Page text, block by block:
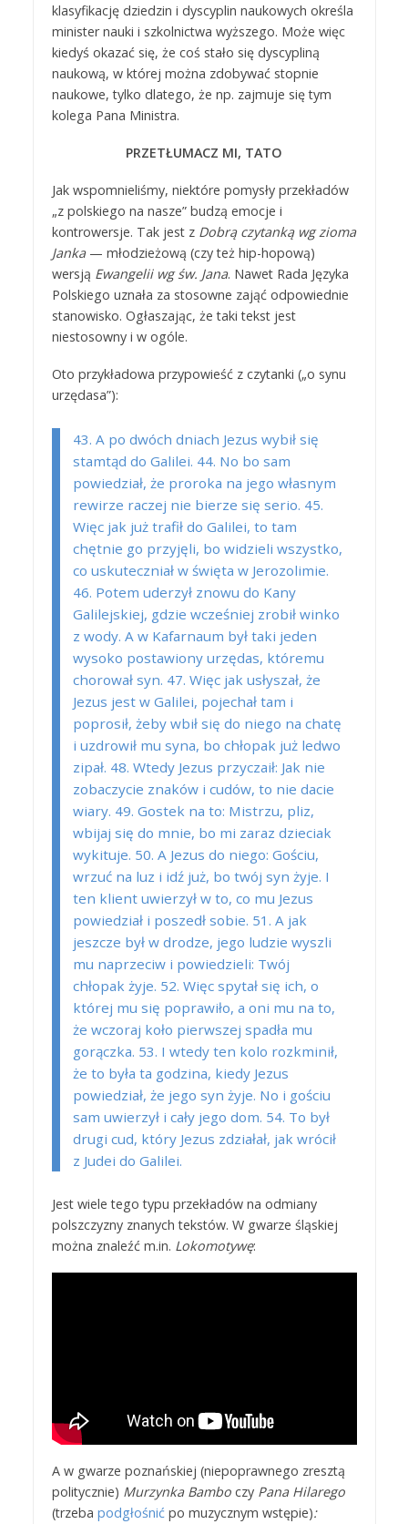
klasyfikację dziedzin i dyscyplin naukowych określa
minister nauki i szkolnictwa wyższego. Może więc
kiedyś okazać się, że coś stało się dyscypliną
naukową, w której można zdobywać stopnie
naukowe, tylko dlatego, że np. zajmuje się tym
kolega Pana Ministra.
PRZETŁUMACZ MI, TATO
Jak wspomnieliśmy, niektóre pomysły przekładów
„z polskiego na nasze” budzą emocje i
kontrowersje. Tak jest z Dobrą czytanką wg zioma
Janka— młodzieżową (czy też hip-hopową)
wersją Ewangelii wg św. Jana. Nawet Rada Języka
Polskiego uznała za stosowne zająć odpowiednie
stanowisko. Ogłaszając, że taki tekst jest
niestosowny i w ogóle.
Oto przykładowa przypowieść z czytanki („o synu
urzędasa”):
43. A po dwóch dniach Jezus wybił się
stamtąd do Galilei. 44. No bo sam
powiedział, że proroka na jego własnym
rewirze raczej nie bierze się serio. 45.
Więc jak już trafił do Galilei, to tam
chętnie go przyjęli, bo widzieli wszystko,
co uskuteczniał w święta w Jerozolimie.
46. Potem uderzył znowu do Kany
Galilejskiej, gdzie wcześniej zrobił winko
z wody. A w Kafarnaum był taki jeden
wysoko postawiony urzędas, któremu
chorował syn. 47. Więc jak usłyszał, że
Jezus jest w Galilei, pojechał tam i
poprosił, żeby wbił się do niego na chatę
i uzdrowił mu syna, bo chłopak już ledwo
zipał. 48. Wtedy Jezus przyczaił: Jak nie
zobaczycie znaków i cudów, to nie dacie
wiary. 49. Gostek na to: Mistrzu, pliz,
wbijaj się do mnie, bo mi zaraz dzieciak
wykituje. 50. A Jezus do niego: Gościu,
wrzuć na luz i idź już, bo twój syn żyje. I
ten klient uwierzył w to, co mu Jezus
powiedział i poszedł sobie. 51. A jak
jeszcze był w drodze, jego ludzie wyszli
mu naprzeciw i powiedzieli: Twój
chłopak żyje. 52. Więc spytał się ich, o
której mu się poprawiło, a oni mu na to,
że wczoraj koło pierwszej spadła mu
gorączka. 53. I wtedy ten kolo rozkminił,
że to była ta godzina, kiedy Jezus
powiedział, że jego syn żyje. No i gościu
sam uwierzył i cały jego dom. 54. To był
drugi cud, który Jezus zdziałał, jak wrócił
z Judei do Galilei.
Jest wiele tego typu przekładów na odmiany
polszczyzny znanych tekstów. W gwarze śląskiej
można znaleźć m.in. Lokomotywę:
A w gwarze poznańskiej (niepoprawnego zresztą
politycznie) Murzynka Bambo czyPana Hilarego
(trzeba podgłośnićpo muzycznym wstępie):